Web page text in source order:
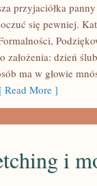
przyjaciółka
się pewniej.
założenia: dzień
ma w głowie
Read More ]
i